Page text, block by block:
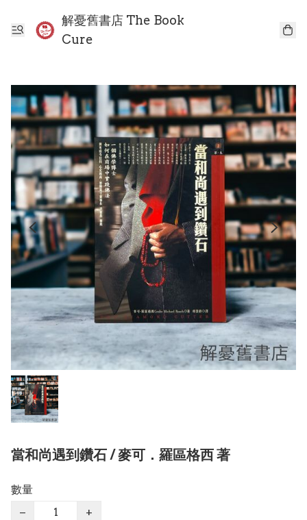
解憂舊書店 The Book
Cure
當和尚遇到鑽石 / 麥可．羅區格西 著
數量
−
+